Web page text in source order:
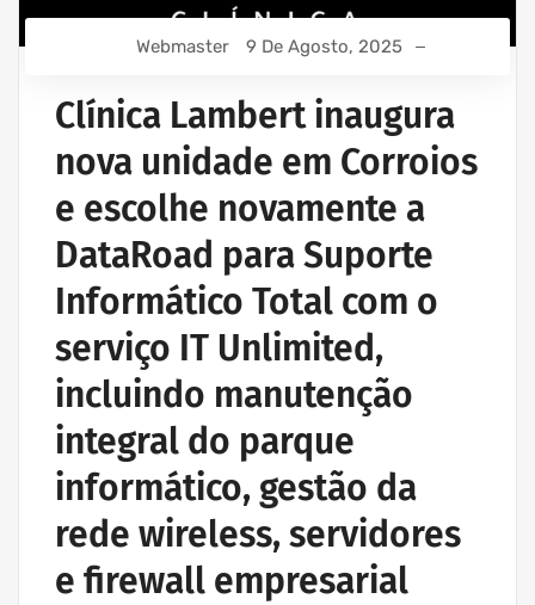
Webmaster 9 De Agosto, 2025
Clínica Lambert inaugura
nova unidade em Corroios
e escolhe novamente a
DataRoad para Suporte
Informático Total com o
serviço IT Unlimited,
incluindo manutenção
integral do parque
informático, gestão da
rede wireless, servidores
e firewall empresarial